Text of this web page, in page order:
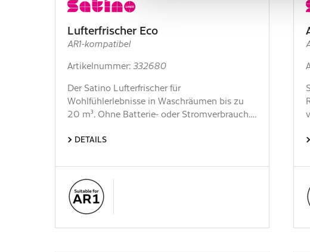
Lufterfrischer Eco
AR1-kompatibel
Artikelnummer:332680
Der Satino Lufterfrischer für
Wohlfühlerlebnisse in Waschräumen bis zu
20 m³. Ohne Batterie- oder Stromverbrauch.…
DETAILS